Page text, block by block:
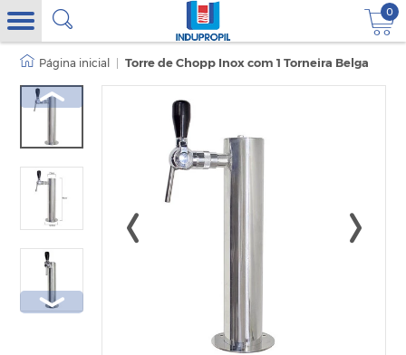
0
Torre de Chopp Inox com 1 Torneira Belga